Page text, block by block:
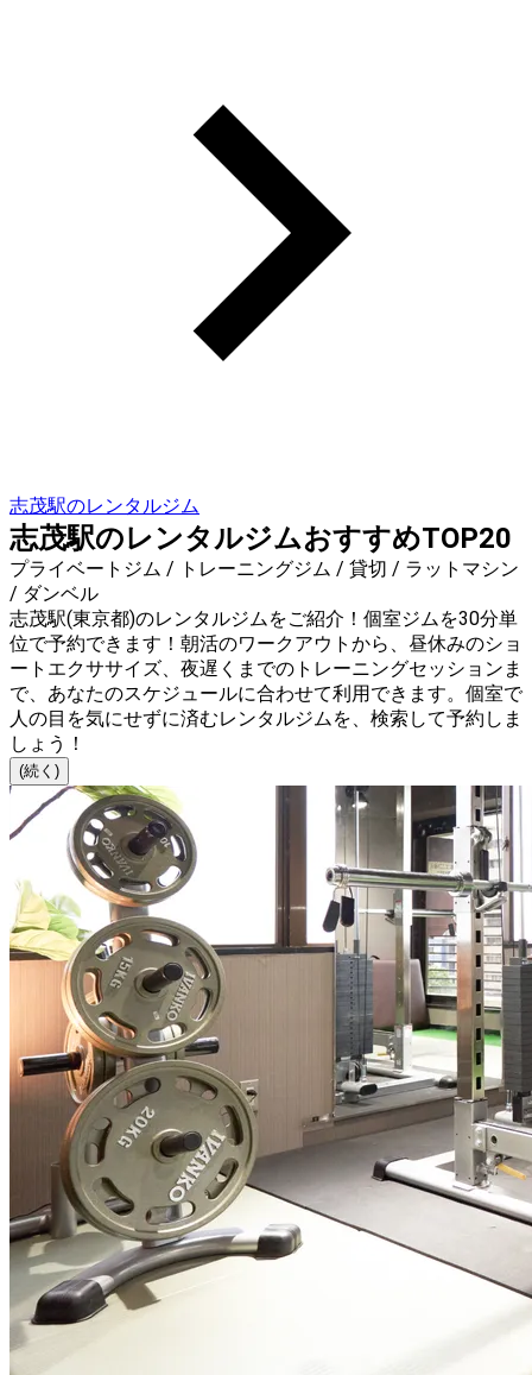
志茂駅のレンタルジム
志茂駅のレンタルジムおすすめTOP20
プライベートジム / トレーニングジム / 貸切 / ラットマシン
/ ダンベル
志茂駅(東京都)のレンタルジムをご紹介！個室ジムを30分単
位で予約できます！朝活のワークアウトから、昼休みのショ
ートエクササイズ、夜遅くまでのトレーニングセッションま
で、あなたのスケジュールに合わせて利用できます。個室で
人の目を気にせずに済むレンタルジムを、検索して予約しま
しょう！
(続く)